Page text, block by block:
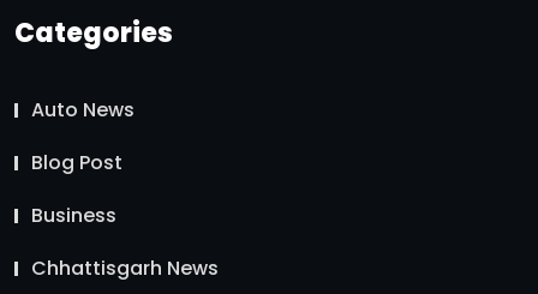
Categories
Auto News
Blog Post
Business
Chhattisgarh News